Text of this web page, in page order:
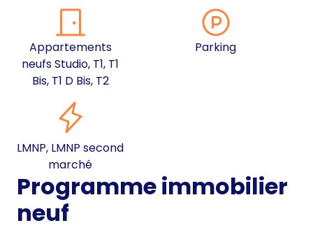
Appartements
neufs Studio, T1, T1
Bis, T1 D Bis, T2
Parking
LMNP, LMNP second
marché
Programme immobilier
neuf